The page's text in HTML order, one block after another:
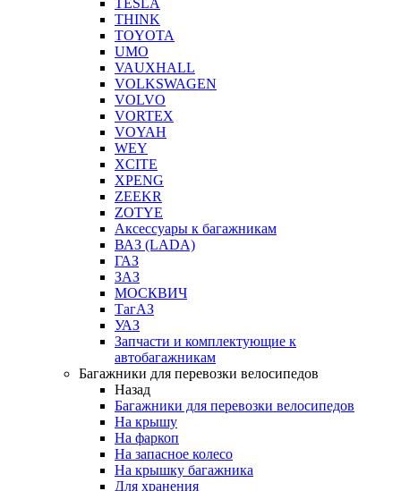
TESLA
THINK
TOYOTA
UMO
VAUXHALL
VOLKSWAGEN
VOLVO
VORTEX
VOYAH
WEY
XCITE
XPENG
ZEEKR
ZOTYE
Аксессуары к багажникам
ВАЗ (LADA)
ГАЗ
ЗАЗ
МОСКВИЧ
ТагАЗ
УАЗ
Запчасти и комплектующие к
автобагажникам
Багажники для перевозки велосипедов
Назад
Багажники для перевозки велосипедов
На крышу
На фаркоп
На запасное колесо
На крышку багажника
Для хранения